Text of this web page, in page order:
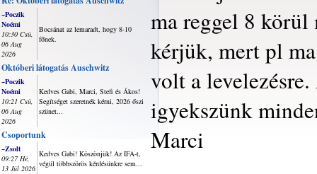
~Poczik
Noémi
10:30 Csü,
06 Aug
2026
Bocsánat az lemaradt, hogy 8-10
főnek.
Októberi látogatás Auschwitz
~Poczik
Noémi
10:21 Csü,
06 Aug
2026
Kedves Gabi, Marci, Stefi és Ákos!
Segítséget szeretnék kérni, 2026 őszi
szünet...
Csoportunk
~Zsolt
09:27 Hé,
13 Júl 2026
Kedves Gabi! Köszönjük! Az IFA-t,
végül többszörös kérdésünkre sem...
ma reggel 8 körül
kérjük, mert pl
volt a
igyekszünk
Marci